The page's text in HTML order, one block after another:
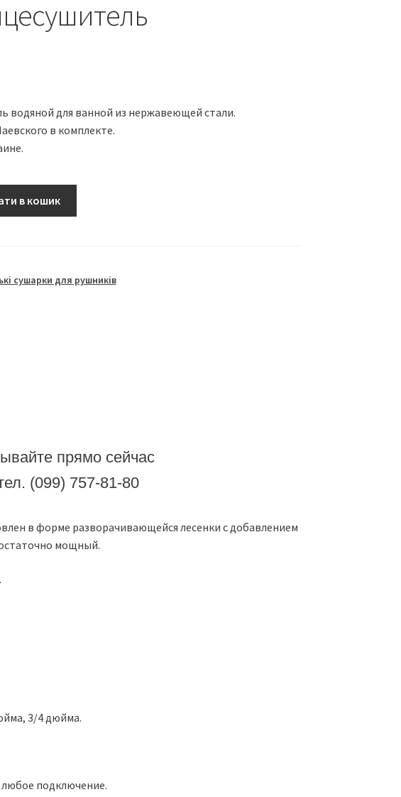
водяной для ванной из нержавеющей стали.
в комплекте.
в кошик
сушарки для рушників
прямо сейчас
(099) 757-81-80
в форме разворачивающейся лесенки с добавлением
мощный.
3/4 дюйма.
любое подключение.